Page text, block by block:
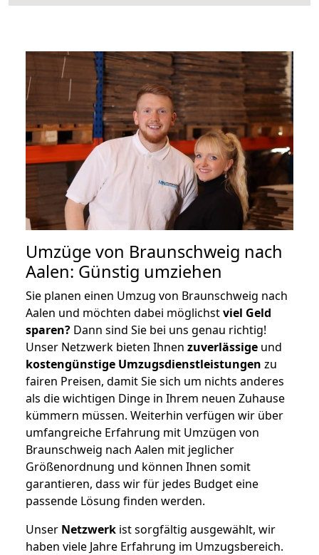
Umzüge von Braunschweig nach
Aalen: Günstig umziehen
Sie planen einen Umzug von Braunschweig nach
Aalen und möchten dabei möglichstviel Geld
sparen? Dann sind Sie bei uns genau richtig!
Unser Netzwerk bieten Ihnen zuverlässige und
kostengünstige Umzugsdienstleistungen zu
fairen Preisen, damit Sie sich um nichts anderes
als die wichtigen Dinge in Ihrem neuen Zuhause
kümmern müssen. Weiterhin verfügen wir über
umfangreiche Erfahrung mit Umzügen von
Braunschweig nach Aalen mit jeglicher
Größenordnung und können Ihnen somit
garantieren, dass wir für jedes Budget eine
passende Lösung finden werden.
Unser Netzwerk ist sorgfältig ausgewählt, wir
haben viele Jahre Erfahrung im Umzugsbereich.